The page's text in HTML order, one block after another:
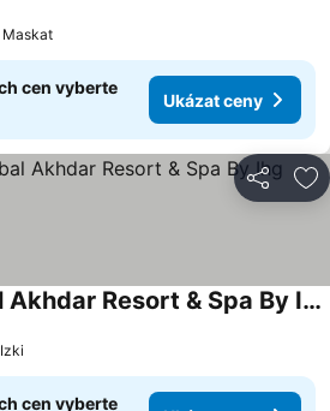
Maskat
cen vyberte
Ukázat ceny
Sdílet
Hotel Indigo Jabal Akhdar Resort & Spa By Ihg
Izki
cen vyberte